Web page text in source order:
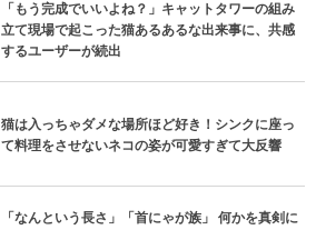
「もう完成でいいよね？」キャットタワーの組み
立て現場で起こった猫あるあるな出来事に、共感
するユーザーが続出
猫は入っちゃダメな場所ほど好き！シンクに座っ
て料理をさせないネコの姿が可愛すぎて大反響
「なんという長さ」「首にゃが族」 何かを真剣に